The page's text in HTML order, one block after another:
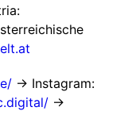
→ Instagram:
→